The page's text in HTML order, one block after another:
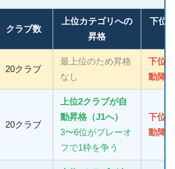
クラブ数
上位カテゴリへの
昇格
下位
20クラブ
最上位のため昇格
なし
下位3
動降格
20クラブ
上位2クラブが自
動昇格（J1へ）
3〜6位がプレーオ
フで1枠を争う
下位3
動降格